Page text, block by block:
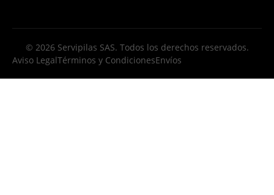
© 2026 Servipilas SAS. Todos los derechos reservados.
Aviso LegalTérminos y CondicionesEnvíos